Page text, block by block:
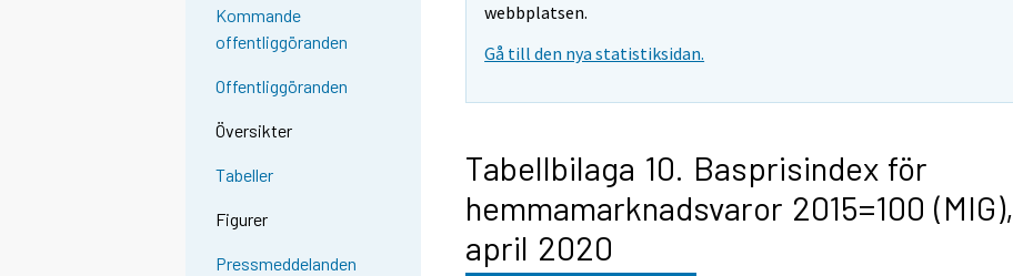
Kommande
offentliggöranden
Offentliggöranden
Översikter
Tabeller
Figurer
Pressmeddelanden
webbplatsen.
Gå till den nya statistiksidan.
Tabellbilaga 10. Basprisindex för
hemmamarknadsvaror 2015=100 (MIG),
april 2020